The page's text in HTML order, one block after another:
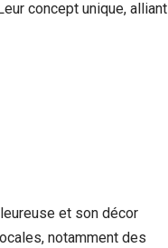
concept unique, alliant
et son décor
notamment des